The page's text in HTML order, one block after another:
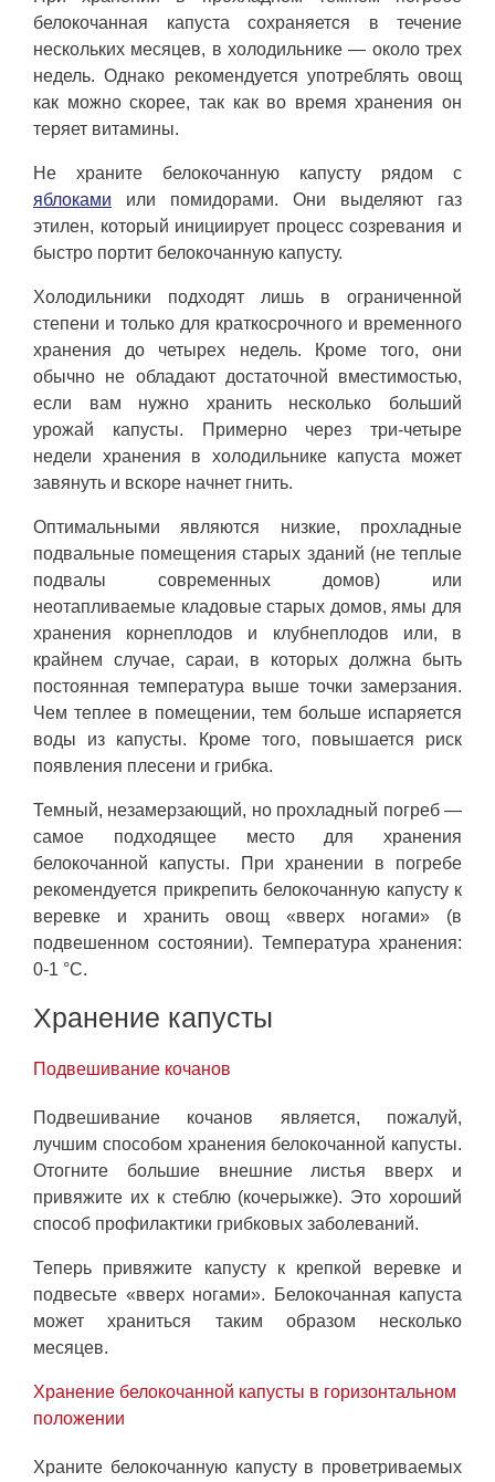
белокочанная капуста сохраняется в течение
нескольких месяцев, в холодильнике — около трех
недель. Однако рекомендуется употреблять овощ
как можно скорее, так как во время хранения он
теряет витамины.
Не храните белокочанную капусту рядом с
яблоками или помидорами. Они выделяют газ
этилен, который инициирует процесс созревания и
быстро портит белокочанную капусту.
Холодильники подходят лишь в ограниченной
степени и только для краткосрочного и временного
хранения до четырех недель. Кроме того, они
обычно не обладают достаточной вместимостью,
если вам нужно хранить несколько больший
урожай капусты. Примерно через три-четыре
недели хранения в холодильнике капуста может
завянуть и вскоре начнет гнить.
Оптимальными являются низкие, прохладные
подвальные помещения старых зданий (не теплые
подвалы современных домов) или
неотапливаемые кладовые старых домов, ямы для
хранения корнеплодов и клубнеплодов или, в
крайнем случае, сараи, в которых должна быть
постоянная температура выше точки замерзания.
Чем теплее в помещении, тем больше испаряется
воды из капусты. Кроме того, повышается риск
появления плесени и грибка.
Темный, незамерзающий, но прохладный погреб —
самое подходящее место для хранения
белокочанной капусты. При хранении в погребе
рекомендуется прикрепить белокочанную капусту к
веревке и хранить овощ «вверх ногами» (в
подвешенном состоянии). Температура хранения:
0-1 °C.
Хранение капусты
Подвешивание кочанов
Подвешивание кочанов является, пожалуй,
лучшим способом хранения белокочанной капусты.
Отогните большие внешние листья вверх и
привяжите их к стеблю (кочерыжке). Это хороший
способ профилактики грибковых заболеваний.
Теперь привяжите капусту к крепкой веревке и
подвесьте «вверх ногами». Белокочанная капуста
может храниться таким образом несколько
месяцев.
Хранение белокочанной капусты в горизонтальном
положении
Храните белокочанную капусту в проветриваемых